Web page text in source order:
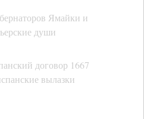
Ямайки и
души
договор 1667
вылазки